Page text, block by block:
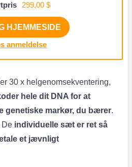
299,00 $
HJEMMESIDE
anmeldelse
30 x helgenomsekventering,
hele dit DNA for at
genetiske markør, du bærer.
De individuelle sæt er ret så
et jævnligt